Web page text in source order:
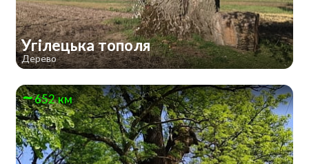
Угілецька тополя
Дерево
652 км